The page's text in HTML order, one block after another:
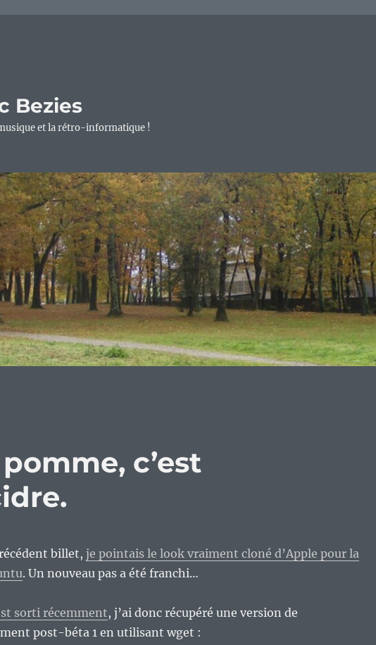
Bezies
et la rétro-informatique !
c’est
billet, je pointais le look vraiment cloné d’Apple pour la
. Un nouveau pas a été franchi…
sorti récemment, j’ai donc récupéré une version de
post-béta 1 en utilisant wget :